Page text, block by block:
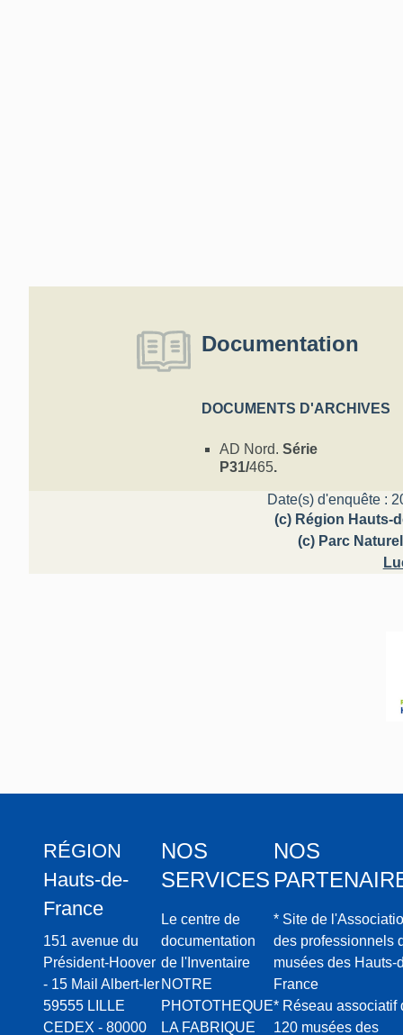
Documentation
DOCUMENTS D'ARCHIVES
AD Nord. Série
P31/465.
Date(s) d'enquête :
(c) Région Hauts-
(c) Parc
RÉGION
Hauts-de-
France
151 avenue du
Président-Hoover
- 15 Mail Albert-Ier
59555 LILLE
CEDEX - 80000
NOS
SERVICES
Le centre de
documentation
de l'Inventaire
NOTRE
PHOTOTHEQUE
LA FABRIQUE
NOS
* Site de
des professionnels
musées des Hauts-
France
* Réseau associatif
120 musées des